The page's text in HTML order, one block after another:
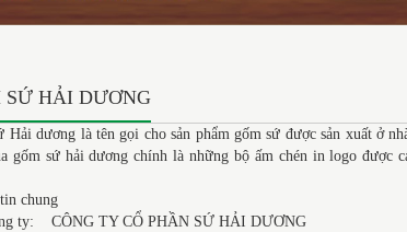
SỨ HẢI DƯƠNG
Hải dương là tên gọi cho sản phẩm gốm sứ được sản xuất ở
gốm sứ hải dương chính là những bộ ấm chén in logo
chung
ty: CÔNG TY CỔ PHẦN SỨ HẢI DƯƠNG